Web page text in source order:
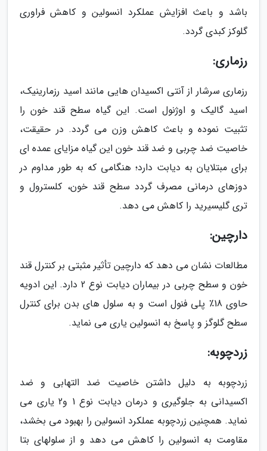
باشد و باعث افزایش عملکرد انسولین و کاهش فراوری
گلوکز کبدی گردد.
رزماری:
رزماری سرشار از آنتی اکسیدان هایی مانند اسید رزمارینیک،
اسید گالیک و اوژنول است. این گیاه سطح قند خون را
تثبیت نموده و باعث کاهش وزن می گردد. در حقیقت،
خاصیت ضد چربی و ضد قند خون این گیاه مزایای عمده ای
برای مبتلایان به دیابت دارد؛ هنگامی که به طور مداوم در
دوزهای درمانی مصرف گردد سطح قند خون، کلسترول و
تری گلیسیرید را کاهش می دهد.
دارچین:
مطالعات نشان می دهد که دارچین تأثیر مثبتی بر کنترل قند
خون و سطح چربی در بیماران دیابت نوع 2 دارد. این ادویه
حاوی 18٪ پلی فنول است و به سلول های بدن برای کنترل
سطح گلوگز و پاسخ به انسولین یاری می نماید.
زردچوبه:
زردچوبه به دلیل داشتن خاصیت ضد التهابی و ضد
اکسیدانی به جلوگیری و درمان دیابت نوع 1 و2 یاری می
نماید. همچنین زردچوبه عملکرد انسولین را بهبود می بخشد،
مقاومت به انسولین را کاهش می دهد و از سلولهای بتا